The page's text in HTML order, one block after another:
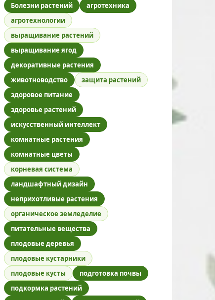
Болезни растений
агротехника
агротехнологии
выращивание растений
выращивание ягод
декоративные растения
животноводство
защита растений
здоровое питание
здоровье растений
искусственный интеллект
комнатные растения
комнатные цветы
корневая система
ландшафтный дизайн
неприхотливые растения
органическое земледелие
питательные вещества
плодовые деревья
плодовые кустарники
плодовые кусты
подготовка почвы
подкормка растений